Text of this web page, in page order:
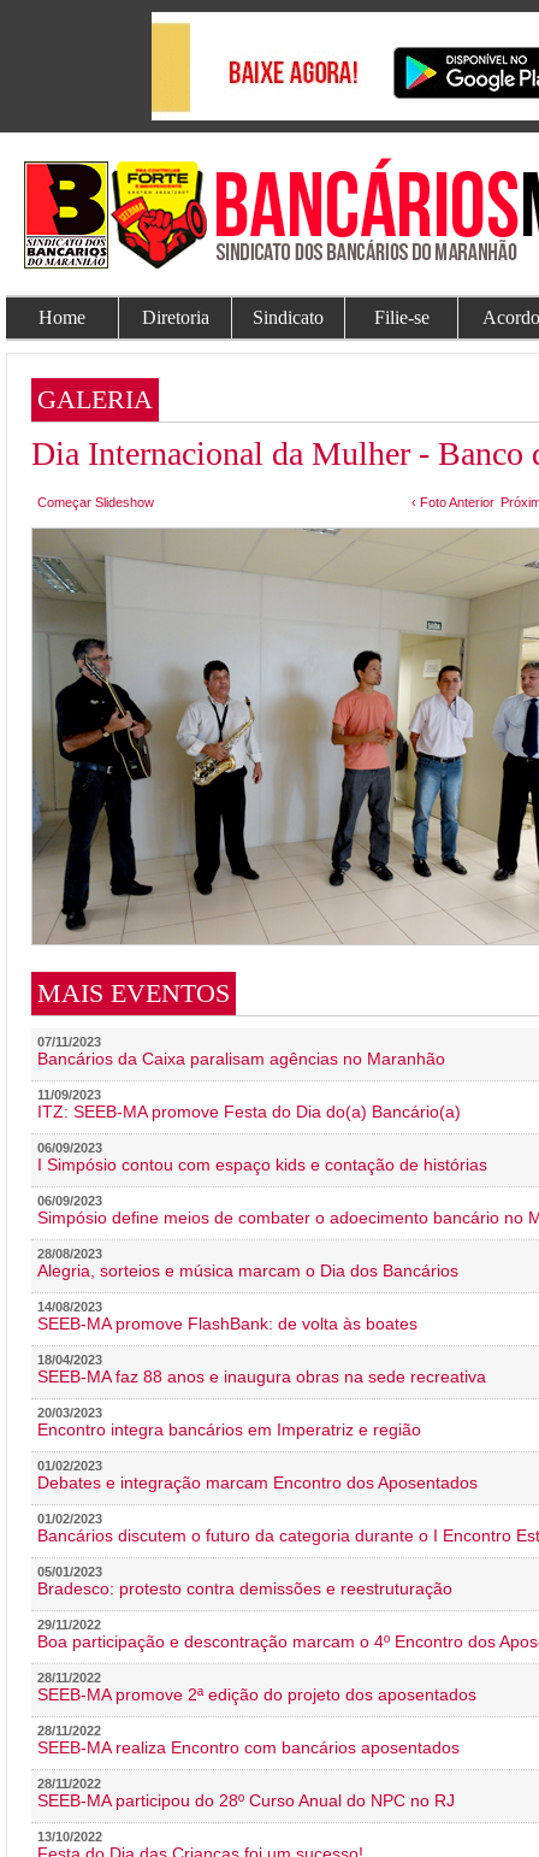
Home Diretoria Sindicato Filie-se
GALERIA
Dia Internacional da Mulher - Banco
Começar Slideshow ‹ Foto Anterior
MAIS EVENTOS
07/11/2023
Bancários da Caixa paralisam agências no Maranhão
11/09/2023
ITZ: SEEB-MA promove Festa do Dia do(a) Bancário(a)
06/09/2023
I Simpósio contou com espaço kids e contação de histórias
06/09/2023
Simpósio define meios de combater o adoecimento bancário no
28/08/2023
Alegria, sorteios e música marcam o Dia dos Bancários
14/08/2023
SEEB-MA promove FlashBank: de volta às boates
18/04/2023
SEEB-MA faz 88 anos e inaugura obras na sede recreativa
20/03/2023
Encontro integra bancários em Imperatriz e região
01/02/2023
Debates e integração marcam Encontro dos Aposentados
01/02/2023
Bancários discutem o futuro da categoria durante o I Encontro
05/01/2023
Bradesco: protesto contra demissões e reestruturação
29/11/2022
Boa participação e descontração marcam o 4º Encontro dos
28/11/2022
SEEB-MA promove 2ª edição do projeto dos aposentados
28/11/2022
SEEB-MA realiza Encontro com bancários aposentados
28/11/2022
SEEB-MA participou do 28º Curso Anual do NPC no RJ
13/10/2022